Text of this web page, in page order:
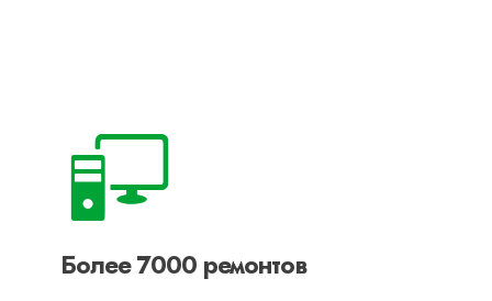
Более 7000 ремонтов